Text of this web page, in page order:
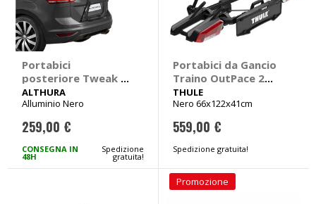
Portabici
posteriore Tweak 3
Van Black Edition -
ALTHURA
ALTHURA
Alluminio Nero
259,00 €
CONSEGNA IN
48H
Spedizione
gratuita!
Portabici da Gancio
Traino OutPace 2
bici - THULE
THULE
Nero 66x122x41cm
559,00 €
Spedizione gratuita!
Promozione